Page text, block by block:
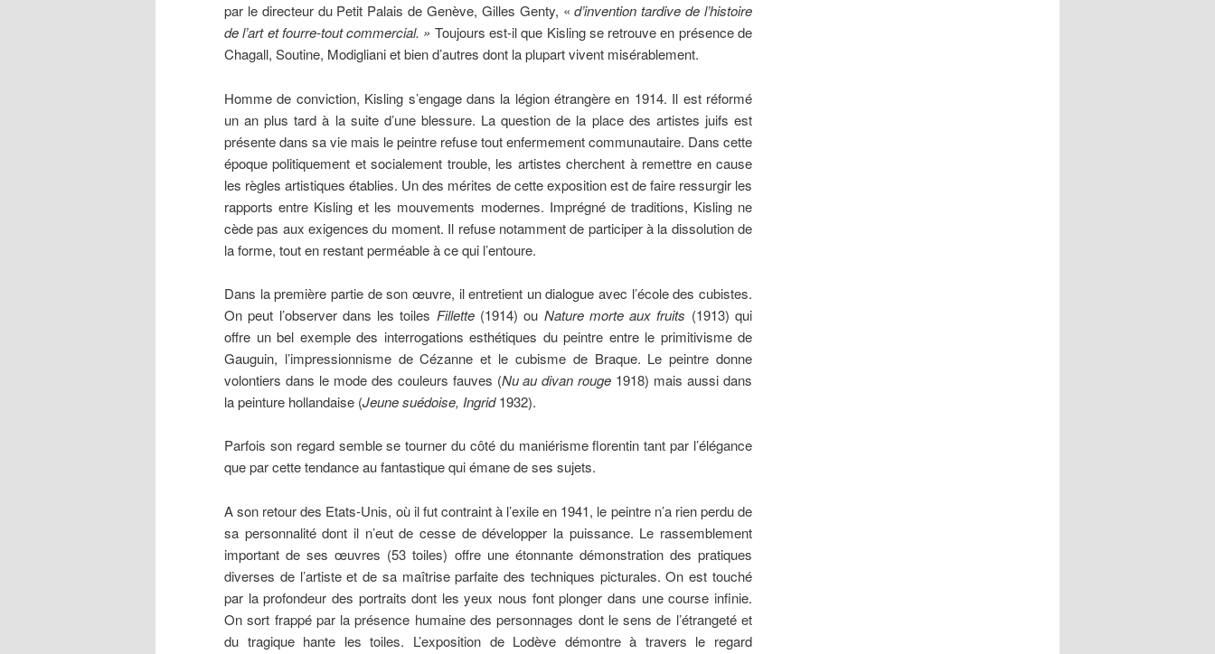
par le directeur du Petit Palais de Genève, Gilles Genty, «d’invention tardive de l’histoire
de l’art et fourre-tout commercial. » Toujours est-il que Kisling se retrouve en présence de
Chagall, Soutine, Modigliani et bien d’autres dont la plupart vivent misérablement.
Homme de conviction, Kisling s’engage dans la légion étrangère en 1914. Il est réformé
un an plus tard à la suite d’une blessure. La question de la place des artistes juifs est
présente dans sa vie mais le peintre refuse tout enfermement communautaire. Dans cette
époque politiquement et socialement trouble, les artistes cherchent à remettre en cause
les règles artistiques établies. Un des mérites de cette exposition est de faire ressurgir les
rapports entre Kisling et les mouvements modernes. Imprégné de traditions, Kisling ne
cède pas aux exigences du moment. Il refuse notamment de participer à la dissolution de
la forme, tout en restant perméable à ce qui l’entoure.
Dans la première partie de son œuvre, il entretient un dialogue avec l’école des cubistes.
On peut l’observer dans les toiles Fillette(1914) ou Nature morte aux fruits (1913) qui
offre un bel exemple des interrogations esthétiques du peintre entre le primitivisme de
Gauguin, l’impressionnisme de Cézanne et le cubisme de Braque. Le peintre donne
volontiers dans le mode des couleurs fauves (Nu au divan rouge 1918) mais aussi dans
la peinture hollandaise (Jeune suédoise, Ingrid1932).
Parfois son regard semble se tourner du côté du maniérisme florentin tant par l’élégance
que par cette tendance au fantastique qui émane de ses sujets.
A son retour des Etats-Unis, où il fut contraint à l’exile en 1941, le peintre n’a rien perdu de
sa personnalité dont il n’eut de cesse de développer la puissance. Le rassemblement
important de ses œuvres (53 toiles) offre une étonnante démonstration des pratiques
diverses de l’artiste et de sa maîtrise parfaite des techniques picturales. On est touché
par la profondeur des portraits dont les yeux nous font plonger dans une course infinie.
On sort frappé par la présence humaine des personnages dont le sens de l’étrangeté et
du tragique hante les toiles. L’exposition de Lodève démontre à travers le regard